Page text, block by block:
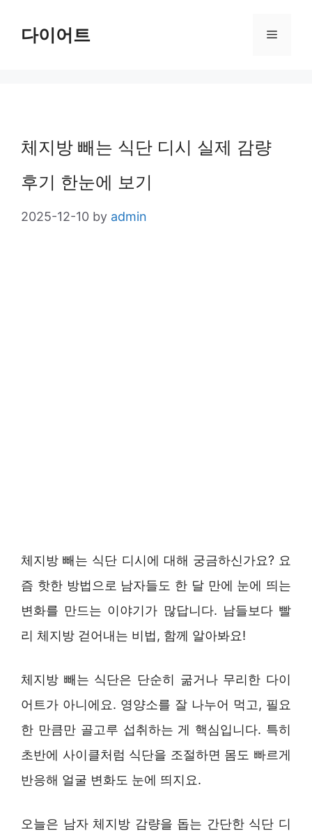
다이어트 Menu
체지방 빼는 식단 디시 실제 감량
후기 한눈에 보기
2025-12-10 by admin
체지방 빼는 식단 디시에 대해 궁금하신가요? 요
즘 핫한 방법으로 남자들도 한 달 만에 눈에 띄는
변화를 만드는 이야기가 많답니다. 남들보다 빨
리 체지방 걷어내는 비법, 함께 알아봐요!
체지방 빼는 식단은 단순히 굶거나 무리한 다이
어트가 아니에요. 영양소를 잘 나누어 먹고, 필요
한 만큼만 골고루 섭취하는 게 핵심입니다. 특히
초반에 사이클처럼 식단을 조절하면 몸도 빠르게
반응해 얼굴 변화도 눈에 띄지요.
오늘은 남자 체지방 감량을 돕는 간단한 식단 디